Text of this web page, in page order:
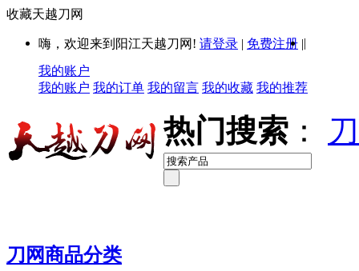
收藏天越刀网
嗨，欢迎来到阳江天越刀网! 请登录 | 免费注册 ||
我的账户
我的账户 我的订单 我的留言 我的收藏 我的推荐
热门搜索 ：
刀网商品分类